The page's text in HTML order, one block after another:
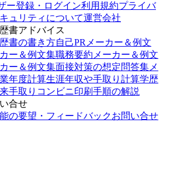
ー登録・ログイン利用規約プライバ
ュリティについて運営会社
書アドバイス
書の書き方自己PRメーカー＆例文
ー＆例文集職務要約メーカー＆例文
ー＆例文集面接対策の想定問答集メ
年度計算生涯年収や手取り計算学歴
手取り コンビニ印刷手順の解説
合せ
の要望・フィードバックお問い合せ